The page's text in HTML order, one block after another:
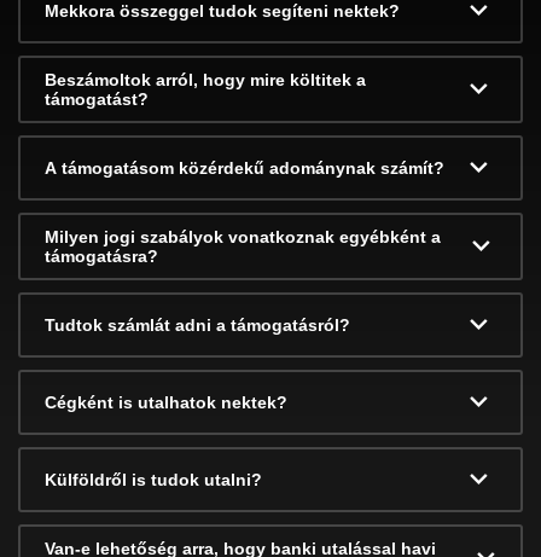
Mekkora összeggel tudok segíteni nektek?
Beszámoltok arról, hogy mire költitek a
támogatást?
A támogatásom közérdekű adománynak számít?
Milyen jogi szabályok vonatkoznak egyébként a
támogatásra?
Tudtok számlát adni a támogatásról?
Cégként is utalhatok nektek?
Külföldről is tudok utalni?
Van-e lehetőség arra, hogy banki utalással havi